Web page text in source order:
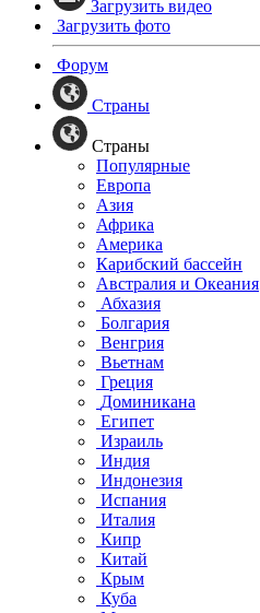
Загрузить видео
Загрузить фото
Форум
Страны
Страны
Популярные
Европа
Азия
Африка
Америка
Карибский бассейн
Австралия и Океания
Абхазия
Болгария
Венгрия
Вьетнам
Греция
Доминикана
Египет
Израиль
Индия
Индонезия
Испания
Италия
Кипр
Китай
Крым
Куба